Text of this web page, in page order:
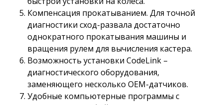
Компенсация прокатыванием. Для точной
диагностики сход-развала достаточно
однократного прокатывания машины и
вращения рулем для вычисления кастера.
Возможность установки CodeLink –
диагностического оборудования,
заменяющего несколько OEM-датчиков.
Удобные компьютерные программы с